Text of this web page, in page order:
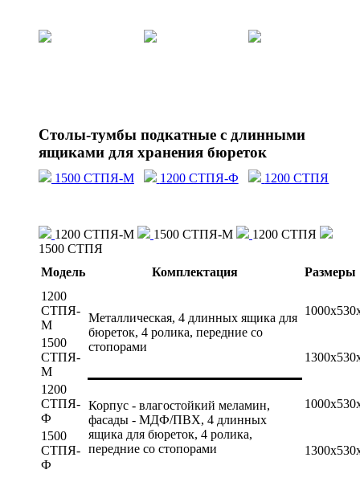
Столы-тумбы подкатные с длинными
ящиками для хранения бюреток
1500 СТПЯ-М 1200 СТПЯ-Ф 1200 СТПЯ
1200 СТПЯ-М 1500 СТПЯ-М
1200 СТПЯ
1500 СТПЯ
Модель
Комплектация
Размеры
1200
СТПЯ-
М
Металлическая, 4 длинных ящика для
бюреток, 4 ролика, передние со
стопорами
1500
СТПЯ-
М
1200
СТПЯ-
Ф
Корпус - влагостойкий меламин,
фасады - МДФ/ПВХ, 4 длинных
ящика для бюреток, 4 ролика,
передние со стопорами
1500
СТПЯ-
Ф